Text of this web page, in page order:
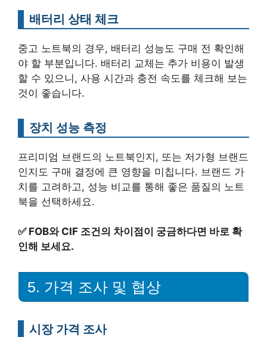
배터리 상태 체크
중고 노트북의 경우, 배터리 성능도 구매 전 확인해
야 할 부분입니다. 배터리 교체는 추가 비용이 발생
할 수 있으니, 사용 시간과 충전 속도를 체크해 보는
것이 좋습니다.
장치 성능 측정
프리미엄 브랜드의 노트북인지, 또는 저가형 브랜드
인지도 구매 결정에 큰 영향을 미칩니다. 브랜드 가
치를 고려하고, 성능 비교를 통해 좋은 품질의 노트
북을 선택하세요.
✅ FOB와 CIF 조건의 차이점이 궁금하다면 바로 확
인해 보세요.
5. 가격 조사 및 협상
시장 가격 조사